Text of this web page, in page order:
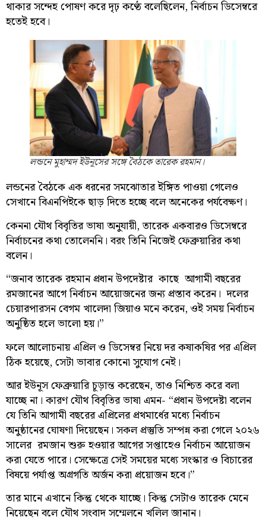
থাকার সন্দেহ পোষণ করে দৃঢ় কণ্ঠে বলেছিলেন, নির্বাচন ডিসেম্বরে
হতেই হবে।
লন্ডনে মুহাম্মদ ইউনূসের সঙ্গে বৈঠকে তারেক রহমান।
লন্ডনের বৈঠকে এক ধরনের সমঝোতার ইঙ্গিত পাওয়া গেলেও
সেখানে বিএনপিইকে ছাড় দিতে হচ্ছে বলে অনেকের পর্যবেক্ষণ।
কেননা যৌথ বিবৃতির ভাষা অনুযায়ী, তারেক একবারও ডিসেম্বরে
নির্বাচনের কথা তোলেননি। বরং তিনি নিজেই ফেব্রুয়ারির কথা
বলেন।
“জনাব তারেক রহমান প্রধান উপদেষ্টার কাছে আগামী বছরের
রমজানের আগে নির্বাচন আয়োজনের জন্য প্রস্তাব করেন। ‌ দলের
চেয়ারপারসন বেগম খালেদা জিয়াও মনে করেন, ওই সময় নির্বাচন
অনুষ্ঠিত হলে ভালো হয়।”
ফলে আলোচনায় এপ্রিল ও ডিসেম্বর নিয়ে দর কষাকষির পর এপ্রিল
ঠিক হয়েছে, সেটা ভাবার কোনো সুযোগ নেই।
আর ইউনূস ফেব্রুয়ারি চূড়ান্ত করেছেন, তাও নিশ্চিত করে বলা
যাচ্ছে না। কারণ যৌথ বিবৃতির ভাষা এমন- “প্রধান উপদেষ্টা বলেন
যে তিনি আগামী বছরের এপ্রিলের প্রথমার্ধের মধ্যে নির্বাচন
অনুষ্ঠানের ঘোষণা দিয়েছেন। সকল প্রস্তুতি সম্পন্ন করা গেলে ২০২৬
সালের রমজান শুরু হওয়ার আগের সপ্তাহেও নির্বাচন আয়োজন
করা যেতে পারে। সেক্ষেত্রে সেই সময়ের মধ্যে সংস্কার ও বিচারের
বিষয়ে পর্যাপ্ত অগ্রগতি‌ অর্জন করা প্রয়োজন হবে।”
তার মানে এখানে কিন্তু থেকে যাচ্ছে। কিন্তু সেটাও তারেক মেনে
নিয়েছেন বলে যৌথ সংবাদ সম্মেলনে খলিল জানান।